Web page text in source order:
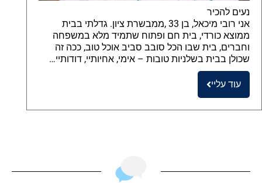
נעים להכיר
אני רובי מיכאל, בן 33 ,ממבשרת ציון. גדלתי בבית
ממוצא כורדי, בית חם ופתוח שתמיד מלא במשפחה
וחברים, בית שבו הכל סובב סביב אוכל טוב, ככה זה
שכולן בבית בשלניות טובות – אימי, אחיותיי, דודותיי…
עוד עליי